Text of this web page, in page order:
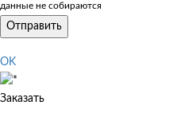
данные не собираются
Отправить
OK
Заказать